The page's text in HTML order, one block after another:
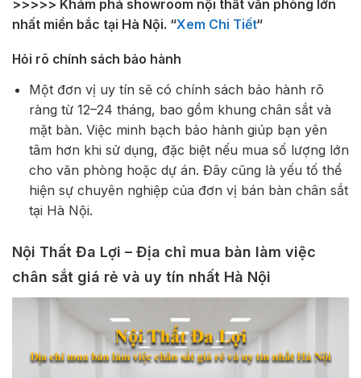
>>>>> Khám phá showroom nội thất văn phòng lớn
nhất miền bắc tại Hà Nội. “Xem Chi Tiết“
Hỏi rõ chính sách bảo hành
Một đơn vị uy tín sẽ có chính sách bảo hành rõ
ràng từ 12–24 tháng, bao gồm khung chân sắt và
mặt bàn. Việc minh bạch bảo hành giúp bạn yên
tâm hơn khi sử dụng, đặc biệt nếu mua số lượng lớn
cho văn phòng hoặc dự án. Đây cũng là yếu tố thể
hiện sự chuyên nghiệp của đơn vị bán bàn chân sắt
tại Hà Nội.
Nội Thất Đa Lợi – Địa chỉ mua bàn làm việc
chân sắt giá rẻ và uy tín nhất Hà Nội